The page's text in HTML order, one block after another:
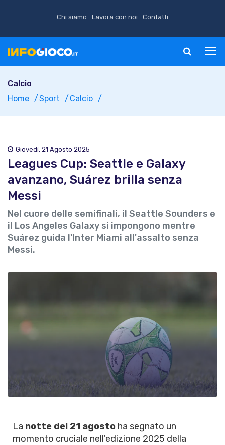
Chi siamo Lavora con noi Contatti
Calcio
Home
Sport Calcio
Giovedì, 21 Agosto 2025
Leagues Cup: Seattle e Galaxy
avanzano, Suárez brilla senza
Messi
Nel cuore delle semifinali, il Seattle Sounders e
il Los Angeles Galaxy si impongono mentre
Suárez guida l'Inter Miami all'assalto senza
Messi.
La notte del 21 agosto ha segnato un
momento cruciale nell'edizione 2025 della